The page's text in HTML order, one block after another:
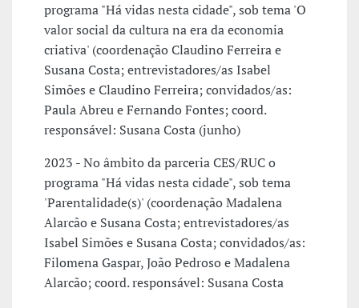
programa "Há vidas nesta cidade", sob tema 'O
valor social da cultura na era da economia
criativa' (coordenação Claudino Ferreira e
Susana Costa; entrevistadores/as Isabel
Simões e Claudino Ferreira; convidados/as:
Paula Abreu e Fernando Fontes; coord.
responsável: Susana Costa (junho)
2023 - No âmbito da parceria CES/RUC o
programa "Há vidas nesta cidade", sob tema
'Parentalidade(s)' (coordenação Madalena
Alarcão e Susana Costa; entrevistadores/as
Isabel Simões e Susana Costa; convidados/as:
Filomena Gaspar, João Pedroso e Madalena
Alarcão; coord. responsável: Susana Costa